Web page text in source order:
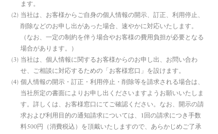
ます。
当社は、お客様からご自身の個人情報の開示、訂正、利用停止、
削除などのお申し出があった場合、速やかに対応いたします。
（なお、一定の制約を伴う場合やお客様の費用負担が必要となる
場合があります。）
当社は、個人情報に関するお客様からのお申し出、お問い合わ
せ、ご相談に対応するための「お客様窓口」を設けます。
個人情報の開示・訂正・利用停止・削除等を請求される場合は、
当社所定の書面によりお申し出くださいますようお願いいたしま
す。詳しくは、お客様窓口にてご確認ください。なお、開示の請
求および利用目的の通知請求については、1回の請求につき手数
料500円（消費税込）を頂戴いたしますので、あらかじめご了承